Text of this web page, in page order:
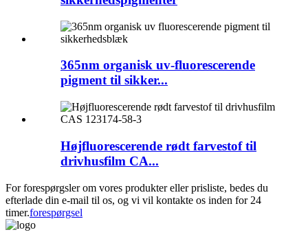
365nm organisk uv-fluorescerende
pigment til sikker...
Højfluorescerende rødt farvestof til
drivhusfilm CA...
For forespørgsler om vores produkter eller prisliste, bedes du
efterlade din e-mail til os, og vi vil kontakte os inden for 24
timer.forespørgsel